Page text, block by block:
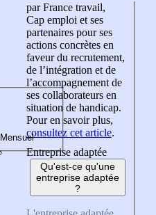
par France travail,
Cap emploi et ses
partenaires pour ses
actions concrètes en
faveur du recrutement,
de l’intégration et de
l’accompagnement de
ses collaborateurs en
situation de handicap.
Pour en savoir plus,
consultez cet article.
Entreprise adaptée
Qu'est-ce qu'une
entreprise adaptée
?